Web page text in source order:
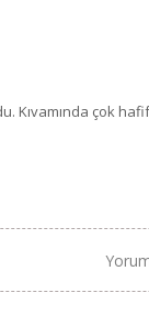
Kıvamında çok